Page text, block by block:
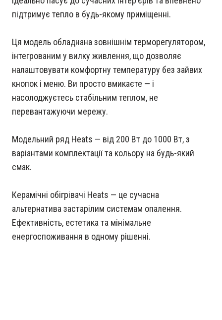
підтримує тепло в будь-якому приміщенні.
Ця модель обладнана зовнішнім терморегулятором,
інтегрованим у вилку живлення, що дозволяє
налаштовувати комфортну температуру без зайвих
кнопок і меню. Ви просто вмикаєте — і
насолоджуєтесь стабільним теплом, не
перевантажуючи мережу.
Модельний ряд Heats — від 200 Вт до 1000 Вт, з
варіантами комплектації та кольору на будь-який
смак.
Керамічні обігрівачі Heats — це сучасна
альтернатива застарілим системам опалення.
Ефективність, естетика та мінімальне
енергоспоживання в одному рішенні.